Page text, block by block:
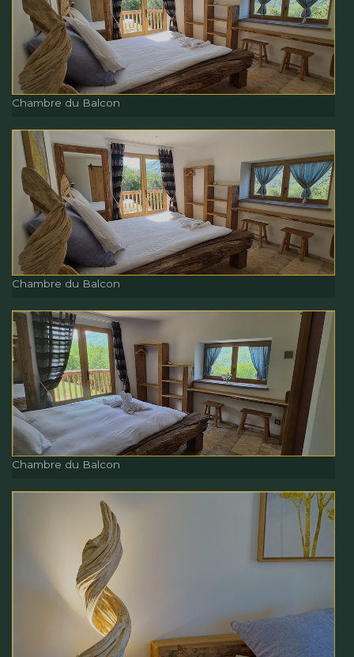
Chambre du Balcon
Chambre du Balcon
Chambre du Balcon
Chambre du Balcon
Chambre du Balcon
Chambre du Balcon